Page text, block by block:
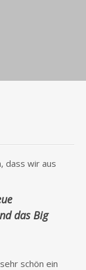
dass wir aus
das Big
schön ein